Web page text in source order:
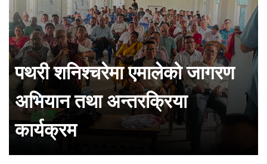
पथरी शनिश्चरेमा एमालेको जागरण
अभियान तथा अन्तरक्रिया
कार्यक्रम